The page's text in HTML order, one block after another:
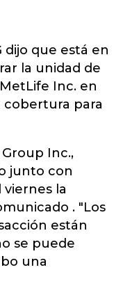
dijo que está en
la unidad de
Inc. en
cobertura para
Inc.,
junto con
viernes la
. "Los
están
se puede
una